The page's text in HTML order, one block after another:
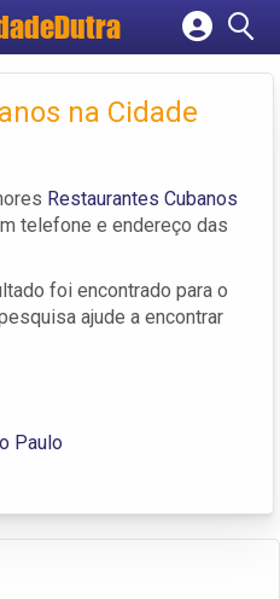
empresa
contana Cidade
Restaurantes Cubanos
telefone e endereço das
foi encontrado para o
ajude a encontrar
Paulo